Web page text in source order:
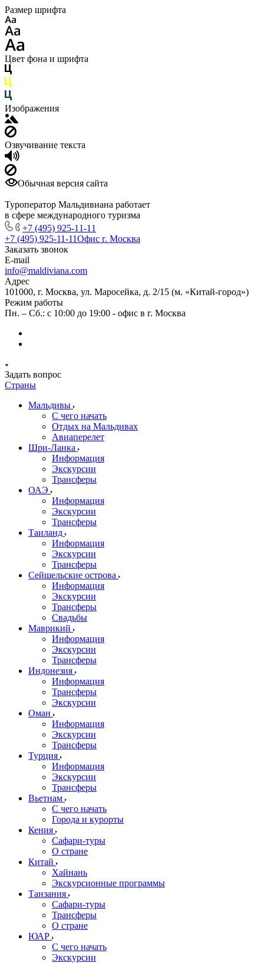
Размер шрифта
Цвет фона и шрифта
Изображения
Озвучивание текста
Обычная версия сайта
Туроператор Мальдивиана работает
в сфере международного туризма
+7 (495) 925-11-11
+7 (495) 925-11-11Офис г. Москва
Заказать звонок
E-mail
info@maldiviana.com
Адрес
101000, г. Москва, ул. Маросейка, д. 2/15 (м. «Китай-город»)
Режим работы
Пн. – Сб.: с 10:00 до 19:00 - офис в г. Москва
Задать вопрос
Страны
Мальдивы
С чего начать
Отдых на Мальдивах
Авиаперелет
Шри-Ланка
Информация
Экскурсии
Трансферы
ОАЭ
Информация
Экскурсии
Трансферы
Таиланд
Информация
Экскурсии
Трансферы
Сейшельские острова
Информация
Экскурсии
Трансферы
Свадьбы
Маврикий
Информация
Экскурсии
Трансферы
Индонезия
Информация
Трансферы
Экскурсии
Оман
Информация
Экскурсии
Трансферы
Турция
Информация
Экскурсии
Трансферы
Вьетнам
С чего начать
Города и курорты
Кения
Сафари-туры
О стране
Китай
Хайнань
Экскурсионные программы
Танзания
Сафари-туры
Трансферы
О стране
ЮАР
С чего начать
Экскурсии